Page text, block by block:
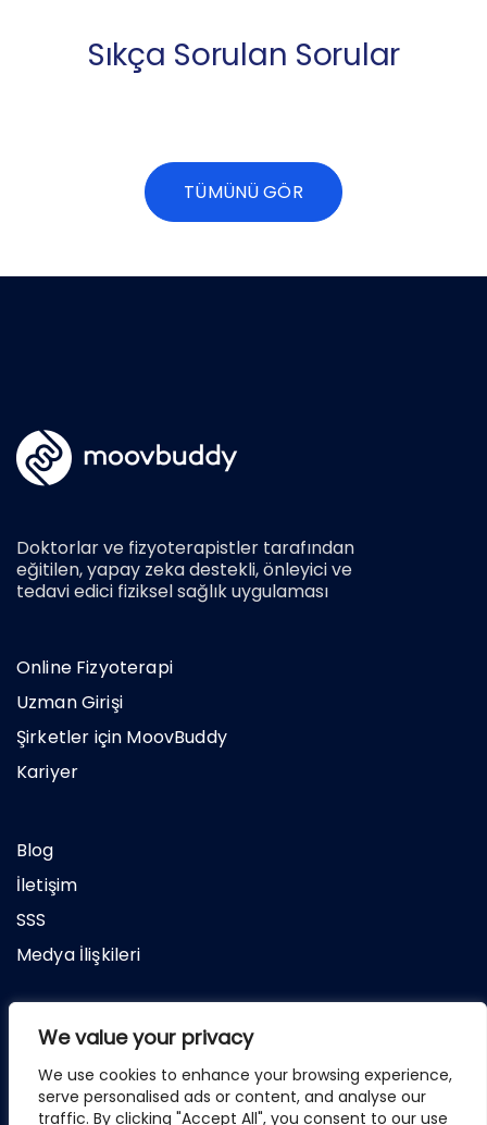
We value your privacy
We use cookies to enhance your browsing experience,
serve personalised ads or content, and analyse our
traffic. By clicking "Accept All", you consent to our use
Sıkça Sorulan Sorular
TÜMÜNÜ GÖR
Doktorlar ve fizyoterapistler tarafından
eğitilen, yapay zeka destekli, önleyici ve
tedavi edici fiziksel sağlık uygulaması
Online Fizyoterapi
Uzman Girişi
Şirketler için MoovBuddy
Kariyer
Blog
İletişim
SSS
Medya İlişkileri
Hakkımızda
Gizlilik Sözleşmesi
Kullanım Koşulları